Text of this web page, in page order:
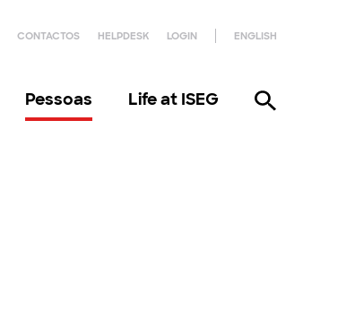
CONTACTOS HELPDESK LOGIN ENGLISH
Pessoas Life at ISEG